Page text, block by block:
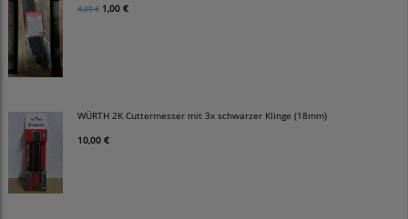
4,00 € 1,00 €
WÜRTH 2K Cuttermesser mit 3x schwarzer Klinge (18mm)
10,00 €